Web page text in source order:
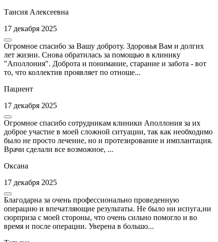
Таисия Алексеевна
17 декабря 2025
Огромное спасибо за Вашу доброту. Здоровья Вам и долгих
лет жизни. Снова обратилась за помощью в клинику
"Аполлония". Доброта и понимание, старание и забота - вот
то, что коллектив проявляет по отноше...
Пациент
17 декабря 2025
Огромное спасибо сотрудникам клиники Аполлония за их
доброе участие в моей сложной ситуации, так как необходимо
было не просто лечение, но и протезирование и имплантация.
Врачи сделали все возможное, ...
Оксана
17 декабря 2025
Благодарна за очень профессионально проведенную
операцию и впечатляющие результаты. Не было ни испуга,ни
сюрприза с моей стороны, что очень сильно помогло и во
время и после операции. Уверена в большо...